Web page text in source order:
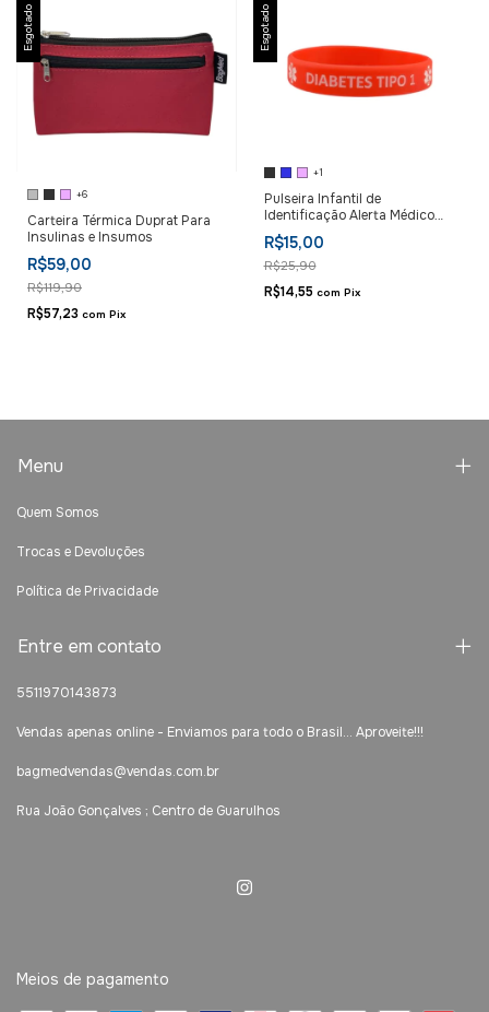
Esgotado
+6
Carteira Térmica Duprat Para
Insulinas e Insumos
R$59,00
R$119,90
R$57,23 com Pix
Esgotado
+1
Pulseira Infantil de
Identificação Alerta Médico
Diabetes
R$15,00
R$25,90
R$14,55 com Pix
Menu
Quem Somos
Trocas e Devoluções
Política de Privacidade
Entre em contato
5511970143873
Vendas apenas online - Enviamos para todo o Brasil... Aproveite!!!
bagmedvendas@vendas.com.br
Rua João Gonçalves ; Centro de Guarulhos
Meios de pagamento